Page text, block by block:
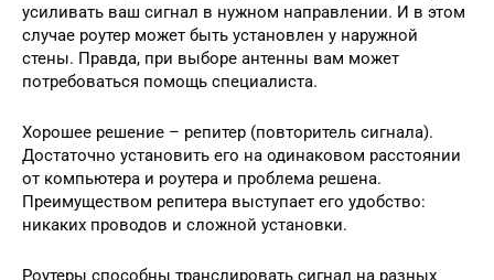
усиливать ваш сигнал в нужном направлении. И в этом
случае роутер может быть установлен у наружной
стены. Правда, при выборе антенны вам может
потребоваться помощь специалиста.
Хорошее решение – репитер (повторитель сигнала).
Достаточно установить его на одинаковом расстоянии
от компьютера и роутера и проблема решена.
Преимуществом репитера выступает его удобство:
никаких проводов и сложной установки.
Роутеры способны транслировать сигнал на разных